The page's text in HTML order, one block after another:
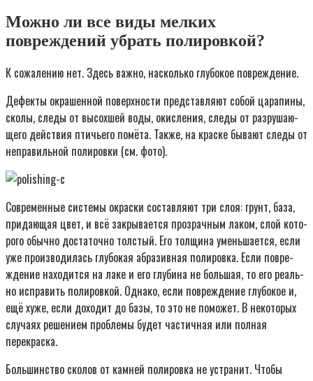
Можно ли все виды мелких
повреждений убрать полировкой?
К сожа­ле­нию нет. Здесь важ­но, насколь­ко глу­бо­кое повреждение.
Дефек­ты окра­шен­ной поверх­но­сти пред­став­ля­ют собой цара­пи­ны,
ско­лы, сле­ды от высох­шей воды, окис­ле­ния, сле­ды от раз­ру­ша­ю­
ще­го дей­ствия пти­чье­го помё­та. Так­же, на крас­ке быва­ют сле­ды от
непра­виль­ной поли­ров­ки (см. фото).
Совре­мен­ные систе­мы окрас­ки состав­ля­ют три слоя: грунт, база,
при­да­ю­щая цвет, и всё закры­ва­ет­ся про­зрач­ным лаком, слой кото­
ро­го обыч­но доста­точ­но тол­стый. Его тол­щи­на умень­ша­ет­ся, если
уже про­из­во­ди­лась глу­бо­кая абра­зив­ная поли­ров­ка. Если повре­
жде­ние нахо­дит­ся на лаке и его глу­би­на не боль­шая, то его реаль­
но испра­вить поли­ров­кой. Одна­ко, если повре­жде­ние глу­бо­кое и,
ещё хуже, если дохо­дит до базы, то это не помо­жет. В неко­то­рых
слу­ча­ях реше­ни­ем про­бле­мы будет частич­ная или пол­ная
перекраска.
Боль­шин­ство ско­лов от кам­ней поли­ров­ка не устра­нит. Что­бы